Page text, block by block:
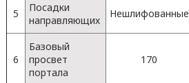
5
Посадки
направляющих
Нешлифованные
6
Базовый
просвет
портала
170